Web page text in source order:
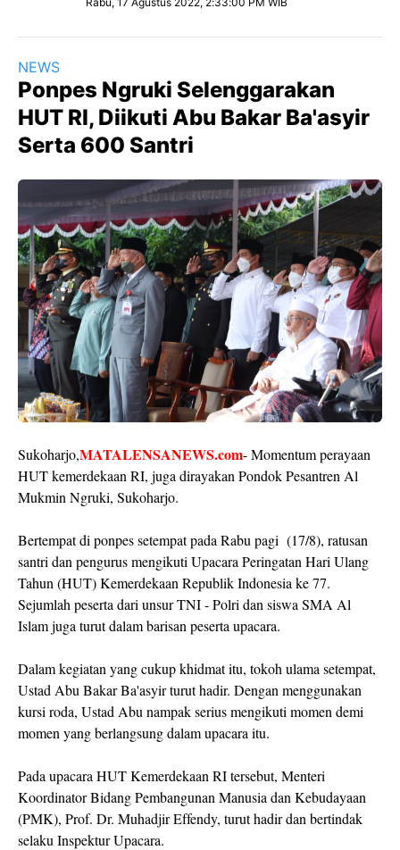
NEWS
Ponpes Ngruki Selenggarakan
HUT RI, Diikuti Abu Bakar Ba'asyir
Serta 600 Santri
Sukoharjo,MATALENSANEWS.com- Momentum perayaan
HUT kemerdekaan RI, juga dirayakan Pondok Pesantren Al
Mukmin Ngruki, Sukoharjo.
Bertempat di ponpes setempat pada Rabu pagi (17/8), ratusan
santri dan pengurus mengikuti Upacara Peringatan Hari Ulang
Tahun (HUT) Kemerdekaan Republik Indonesia ke 77.
Sejumlah peserta dari unsur TNI - Polri dan siswa SMA Al
Islam juga turut dalam barisan peserta upacara.
Dalam kegiatan yang cukup khidmat itu, tokoh ulama setempat,
Ustad Abu Bakar Ba'asyir turut hadir. Dengan menggunakan
kursi roda, Ustad Abu nampak serius mengikuti momen demi
momen yang berlangsung dalam upacara itu.
Pada upacara HUT Kemerdekaan RI tersebut, Menteri
Koordinator Bidang Pembangunan Manusia dan Kebudayaan
(PMK), Prof. Dr. Muhadjir Effendy, turut hadir dan bertindak
selaku Inspektur Upacara.